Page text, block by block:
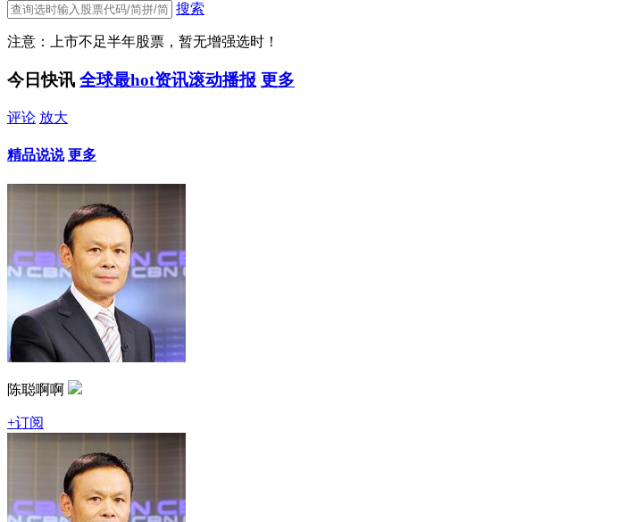
搜索
注意：上市不足半年股票，暂无增强选时！
今日快讯 全球最hot资讯滚动播报 更多
评论 放大
精品说说 更多
陈聪啊啊
+订阅